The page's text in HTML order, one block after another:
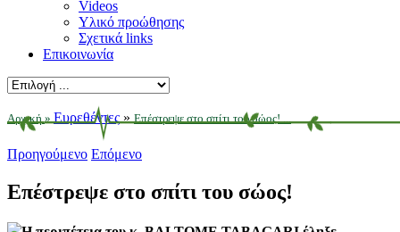
Videos
Υλικό προώθησης
Σχετικά links
Επικοινωνία
Αρχική » Ευρεθέντες » Επέστρεψε στο σπίτι του σώος! ...
Προηγούμενο Επόμενο
Επέστρεψε στο σπίτι του σώος!